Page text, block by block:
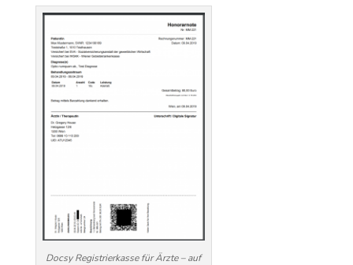
Docsy Registrierkasse für Ärzte – auf